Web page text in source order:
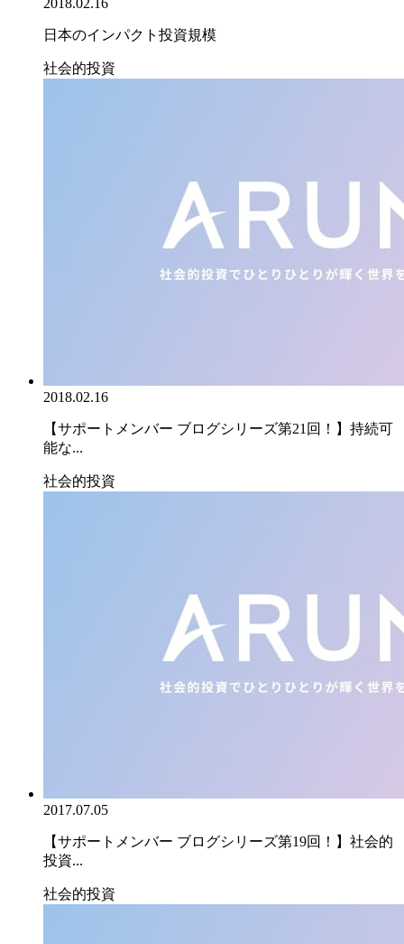
日本のインパクト投資規模
社会的投資
2018.02.16
【サポートメンバー ブログシリーズ第21回！】持続可
能な...
社会的投資
2017.07.05
【サポートメンバー ブログシリーズ第19回！】社会的
投資...
社会的投資